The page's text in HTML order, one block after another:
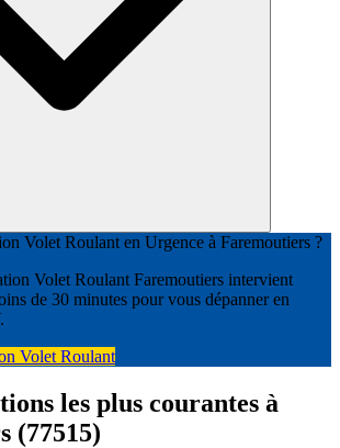
Volet Roulant en Urgence à Faremoutiers ?
Volet Roulant Faremoutiers intervient
de 30 minutes pour vous dépanner en
Volet Roulant
les plus courantes à
(77515)